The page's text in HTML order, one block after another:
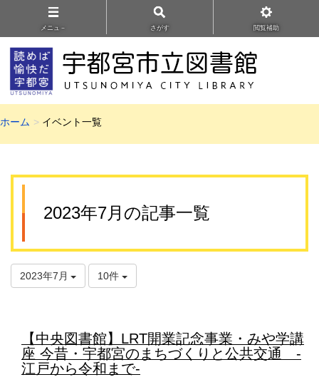
メニュ－ さがす 閲覧補助
ホーム イベント一覧
2023年7月の記事一覧
2023年7月 10件
【中央図書館】LRT開業記念事業・みや学講
座 今昔・宇都宮のまちづくりと公共交通 -
江戸から令和まで-